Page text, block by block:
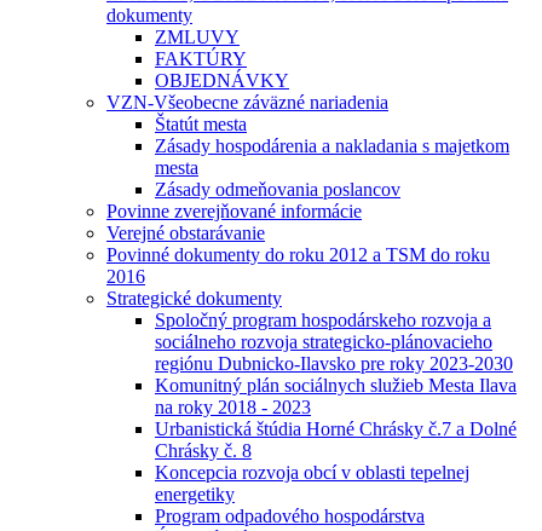
dokumenty
ZMLUVY
FAKTÚRY
OBJEDNÁVKY
VZN-Všeobecne záväzné nariadenia
Štatút mesta
Zásady hospodárenia a nakladania s majetkom
mesta
Zásady odmeňovania poslancov
Povinne zverejňované informácie
Verejné obstarávanie
Povinné dokumenty do roku 2012 a TSM do roku
2016
Strategické dokumenty
Spoločný program hospodárskeho rozvoja a
sociálneho rozvoja strategicko-plánovacieho
regiónu Dubnicko-Ilavsko pre roky 2023-2030
Komunitný plán sociálnych služieb Mesta Ilava
na roky 2018 - 2023
Urbanistická štúdia Horné Chrásky č.7 a Dolné
Chrásky č. 8
Koncepcia rozvoja obcí v oblasti tepelnej
energetiky
Program odpadového hospodárstva